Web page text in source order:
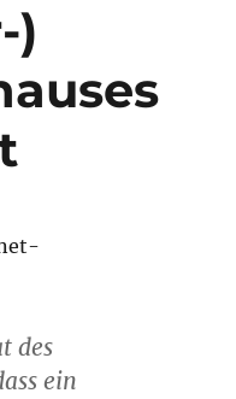
)
des
ein